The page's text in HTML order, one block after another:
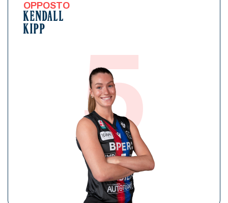
5
OPPOSTO
KENDALL
KIPP